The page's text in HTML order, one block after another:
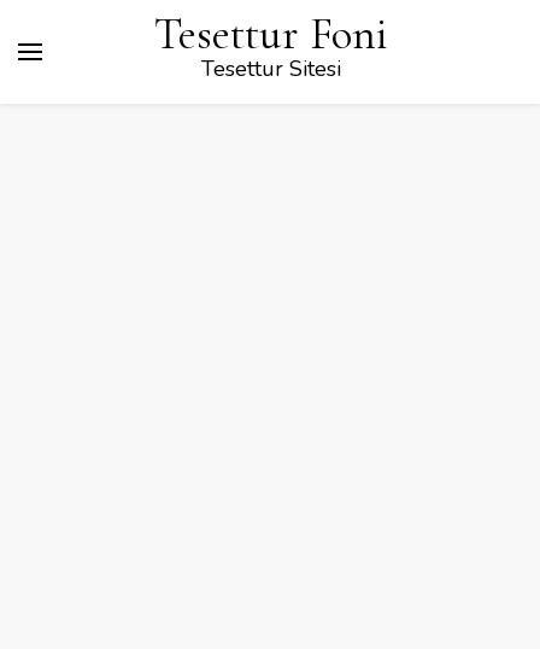
Tesettur Foni
Tesettur Sitesi